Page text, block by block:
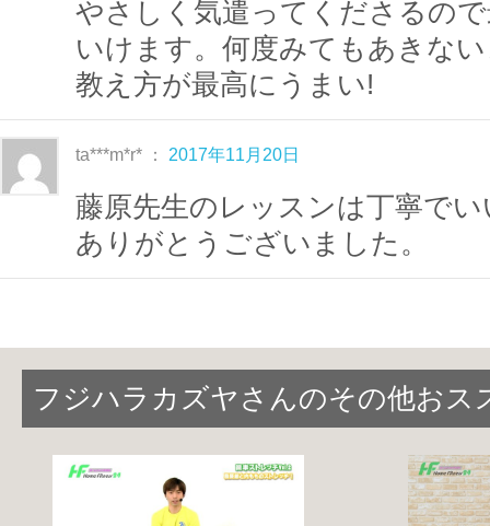
入門エアロVol.1⇒入門エアロVol.2⇒初級エ
ロVol.3
という順にステップアップできるように構
この４種類のエアロビクスが出来るように
ビクス
ダンスエアロ
やさしく気遣ってくださるの
いけます。何度みてもあきな
教え方が最高にうまい!
ta***m*r* ： 2017年11月20日
藤原先生のレッスンは丁寧で
ありがとうございました。
フジハラカズヤさんのその他おス